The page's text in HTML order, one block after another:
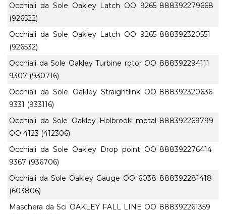
Occhiali da Sole Oakley Latch OO 9265
(926522)
888392279668
Occhiali da Sole Oakley Latch OO 9265
(926532)
888392320551
Occhiali da Sole Oakley Turbine rotor OO
9307 (930716)
888392294111
Occhiali da Sole Oakley Straightlink OO
9331 (933116)
888392320636
Occhiali da Sole Oakley Holbrook metal
OO 4123 (412306)
888392269799
Occhiali da Sole Oakley Drop point OO
9367 (936706)
888392276414
Occhiali da Sole Oakley Gauge OO 6038
(603806)
888392281418
Maschera da Sci OAKLEY FALL LINE OO 888392261359